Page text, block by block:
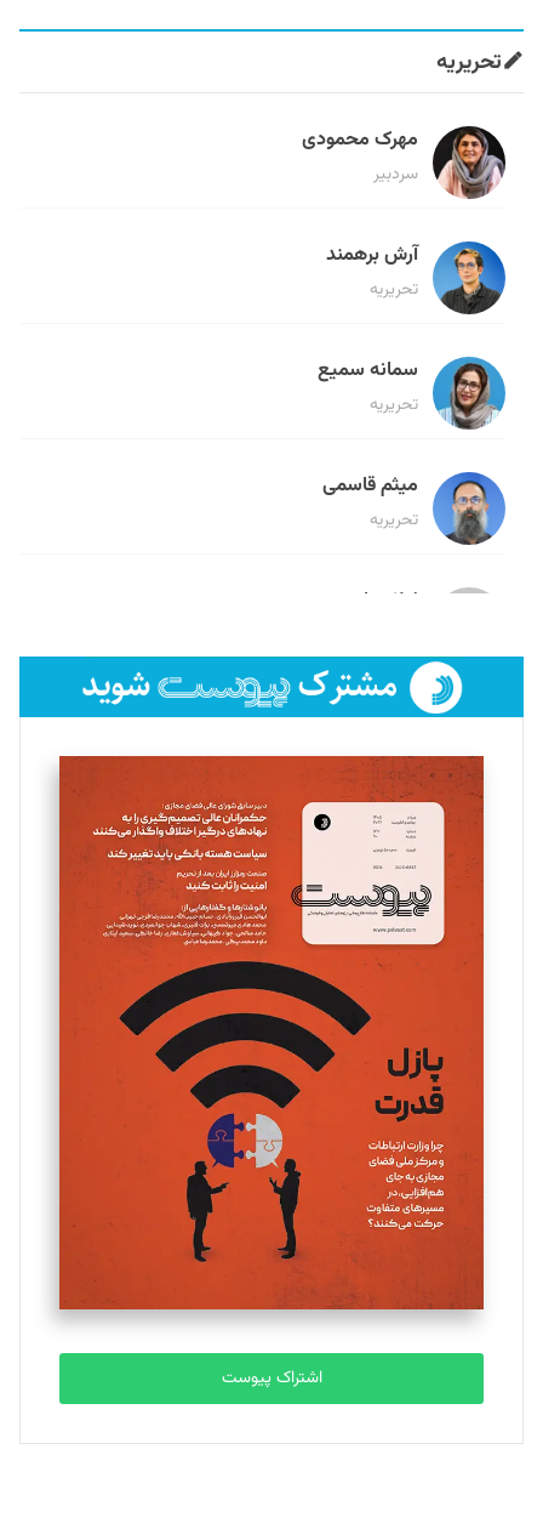
تحریریه
مهرک محمودی
سردبیر
آرش برهمند
تحریریه
سمانه سمیع
تحریریه
میثم قاسمی
تحریریه
لیلا حنارود
فائزه فتحی رستمی
تحریریه
سروش کرمیان
تحریریه
مینا پاکدل
یسنا امان‌پور
تحریریه
ملینا جعفری
تحریریه
مصطفی مسجدی آرانی
تحریریه
بابک نقاش
تحریریه
اشتراک پیوست